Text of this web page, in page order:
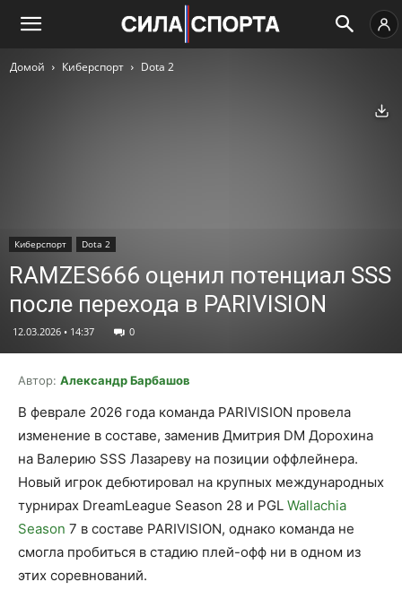
Домой Киберспорт Dota 2
Киберспорт Dota 2
RAMZES666 оценил потенциал SSS
после перехода в PARIVISION
12.03.2026 • 14:37 0
Автор: Александр Барбашов
В феврале 2026 года команда PARIVISION провела
изменение в составе, заменив Дмитрия DM Дорохина
на Валерию SSS Лазареву на позиции оффлейнера.
Новый игрок дебютировал на крупных международных
турнирах DreamLeague Season 28 и PGL Wallachia
Season 7 в составе PARIVISION, однако команда не
смогла пробиться в стадию плей-офф ни в одном из
этих соревнований.